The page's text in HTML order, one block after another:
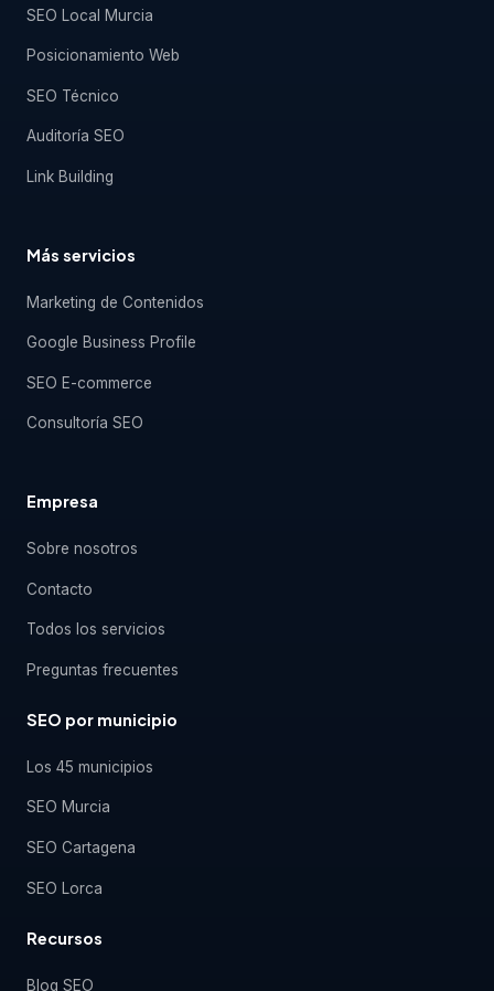
SEO Local Murcia
Posicionamiento Web
SEO Técnico
Auditoría SEO
Link Building
Más servicios
Marketing de Contenidos
Google Business Profile
SEO E-commerce
Consultoría SEO
Empresa
Sobre nosotros
Contacto
Todos los servicios
Preguntas frecuentes
SEO por municipio
Los 45 municipios
SEO Murcia
SEO Cartagena
SEO Lorca
Recursos
Blog SEO